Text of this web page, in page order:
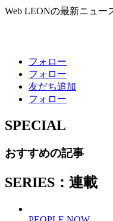
Web LEONの最新ニュー
フォロー
フォロー
友だち追加
フォロー
SPECIAL
おすすめの記事
SERIES：連載